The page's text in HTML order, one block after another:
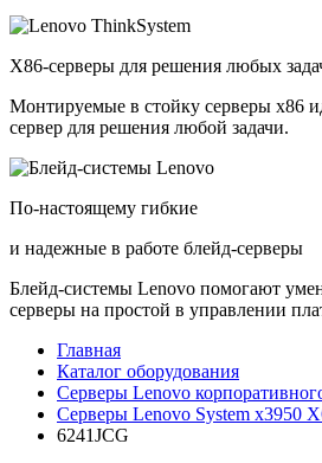
X86-серверы для решения любых
Монтируемые в стойку серверы x86
сервер для решения любой задачи.
По-настоящему гибкие
и надежные в работе блейд-серверы
Блейд-системы Lenovo помогают
серверы на простой в управлении
Главная
Каталог оборудования
Cерверы Lenovo
Серверы Lenovo System x3950
6241JCG